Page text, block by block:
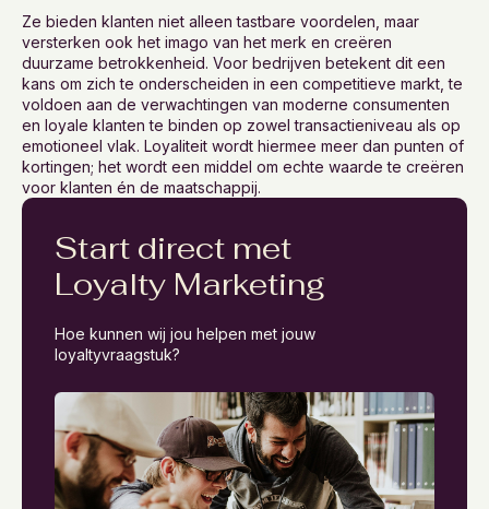
Ze bieden klanten niet alleen tastbare voordelen, maar
versterken ook het imago van het merk en creëren
duurzame betrokkenheid. Voor bedrijven betekent dit een
kans om zich te onderscheiden in een competitieve markt, te
voldoen aan de verwachtingen van moderne consumenten
en loyale klanten te binden op zowel transactieniveau als op
emotioneel vlak. Loyaliteit wordt hiermee meer dan punten of
kortingen; het wordt een middel om echte waarde te creëren
voor klanten én de maatschappij.
Start direct met
Loyalty Marketing
Hoe kunnen wij jou helpen met jouw
loyaltyvraagstuk?